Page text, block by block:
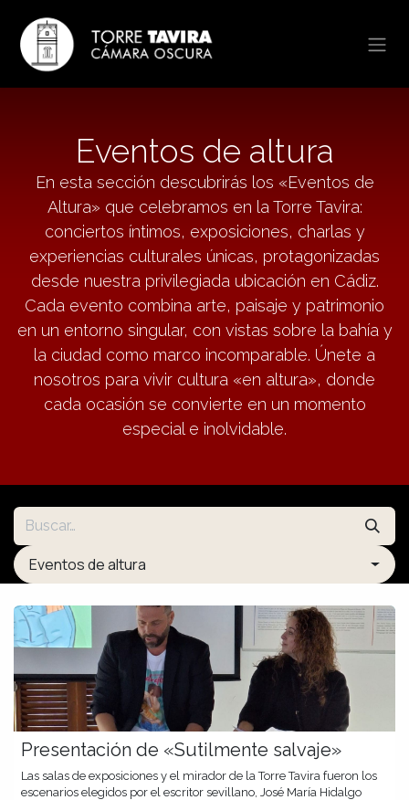
Eventos de altura
En esta sección descubrirás los «Eventos de
Altura» que celebramos en la Torre Tavira:
conciertos íntimos, exposiciones, charlas y
experiencias culturales únicas, protagonizadas
desde nuestra privilegiada ubicación en Cádiz.
Cada evento combina arte, paisaje y patrimonio
en un entorno singular, con vistas sobre la bahía y
la ciudad como marco incomparable. Únete a
nosotros para vivir cultura «en altura», donde
cada ocasión se convierte en un momento
especial e inolvidable.
Eventos de altura
Presentación de «Sutilmente salvaje»
Las salas de exposiciones y el mirador de la Torre Tavira fueron los
escenarios elegidos por el escritor sevillano, José María Hidalgo